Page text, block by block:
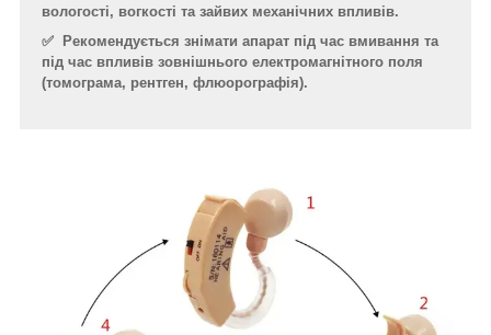
вологості, вогкості та зайвих механічних впливів.
✅
Рекомендується знімати апарат під час вмивання та
під час впливів зовнішнього електромагнітного поля
(томограма, рентген, флюорографія).